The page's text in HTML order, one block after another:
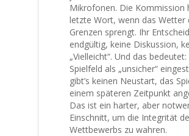
Mikrofonen. Die Kommission
letzte Wort, wenn das Wetter
Grenzen sprengt. Ihr
endgültig, keine Diskussion,
„Vielleicht“. Und das
Spielfeld als „unsicher“
gibt’s keinen Neustart, das
einem späteren Zeitpunkt
Das ist ein harter, aber
Einschnitt, um die Integrität
Wettbewerbs zu wahren.